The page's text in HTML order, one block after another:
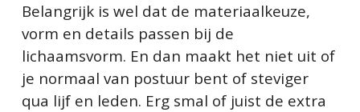
Belangrijk is wel dat de materiaalkeuze,
vorm en details passen bij de
lichaamsvorm. En dan maakt het niet uit of
je normaal van postuur bent of steviger
qua lijf en leden. Erg smal of juist de extra